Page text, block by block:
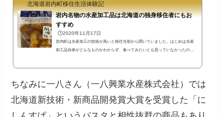
北海道岩内町移住生活体験記
岩内名物の水産加工品は北海道の独身移住者にもお
すすめ
🕒️2020年11月17日
岩内町は水産加工の技術が高いと移住当初から聞いていました。はじめは水産
加工品自体がどんなものかわからず、食べてみたいとも思っていなかったので
込隊長…道の駅のスタッフの方に聞きながら、色々な会社の商品を順番に食べ
そういえ...
ちなみに一八さん（一八興業水産株式会社）では
北海道新技術・新商品開発賞大賞を受賞した「に